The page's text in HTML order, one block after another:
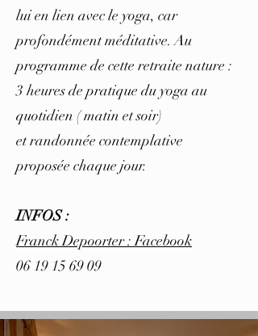
lui en lien avec le yoga, car
profondément méditative. Au
programme de cette retraite nature :
3 heures de pratique du yoga au
quotidien ( matin et soir)
et randonnée contemplative
proposée chaque jour.
INFOS :
Franck Depoorter : Facebook
06 19 15 69 09